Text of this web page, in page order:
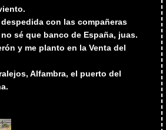
con las compañeras
sé que banco de España, juas.
y me planto en la Venta del
Alfambra, el puerto del